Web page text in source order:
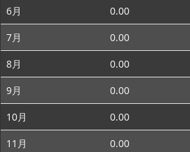
6月
0.00
7月
0.00
8月
0.00
9月
0.00
10月
0.00
11月
0.00